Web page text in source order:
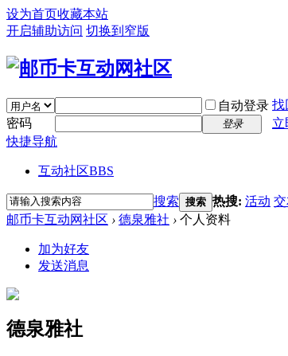
设为首页收藏本站
开启辅助访问 切换到窄版
自动登录 找
密码
登录
立
快捷导航
互动社区BBS
搜索 搜索 热搜: 活动
邮币卡互动网社区 › 德泉雅社 › 个人资料
加为好友
发送消息
德泉雅社